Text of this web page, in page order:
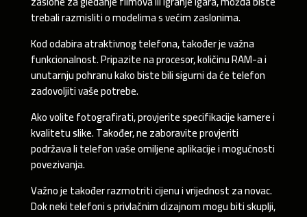
trebali razmisliti o modelima s većim zaslonima.
Kod odabira atraktivnog telefona, također je važna
funkcionalnost. Pripazite na procesor, količinu RAM-a i
unutarnju pohranu kako biste bili sigurni da će telefon
zadovoljiti vaše potrebe.
Ako volite fotografirati, provjerite specifikacije kamere i
kvalitetu slike. Također, ne zaboravite provjeriti
podržava li telefon vaše omiljene aplikacije i mogućnosti
povezivanja.
Važno je također razmotriti cijenu i vrijednost za novac.
Dok neki telefoni s privlačnim dizajnom mogu biti skuplji,